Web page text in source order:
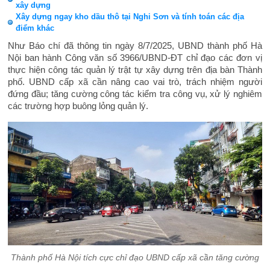
xây dựng
Xây dựng ngay kho dầu thô tại Nghi Sơn và tính toán các địa
điểm khác
Như Báo chí đã thông tin ngày 8/7/2025, UBND thành phố Hà
Nội ban hành Công văn số 3966/UBND-ĐT chỉ đạo các đơn vị
thực hiện công tác quản lý trật tự xây dựng trên địa bàn Thành
phố. UBND cấp xã cần nâng cao vai trò, trách nhiệm người
đứng đầu; tăng cường công tác kiểm tra công vụ, xử lý nghiêm
các trường hợp buông lỏng quản lý.
Thành phố Hà Nội tích cực chỉ đạo UBND cấp xã cần tăng cường